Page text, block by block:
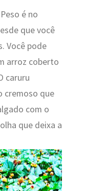
é no
que você
Você pode
arroz coberto
caruru
cremoso que
com o
que deixa a